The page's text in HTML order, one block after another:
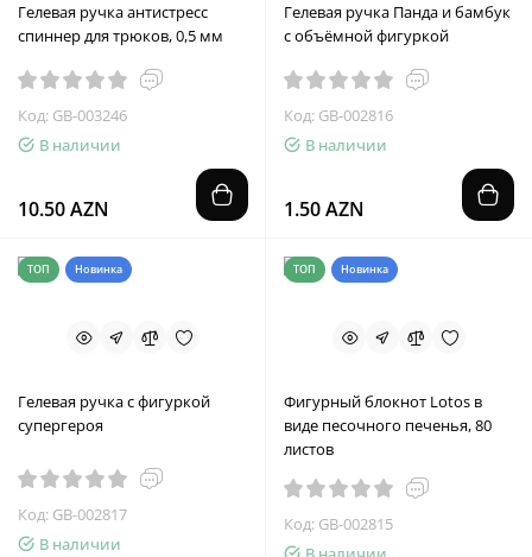
Гелевая ручка антистресс
спиннер для трюков, 0,5 мм
Код: GB-003246
В наличии
10.50 AZN
Гелевая ручка Панда и бамбук
с объёмной фигуркой
Код: GB-002816
В наличии
1.50 AZN
ТОП Новинка
Гелевая ручка с фигуркой
супергероя
Код: GB-002817
В наличии
ТОП Новинка
Фигурный блокнот Lotos в
виде песочного печенья, 80
листов
Код: GB-002815